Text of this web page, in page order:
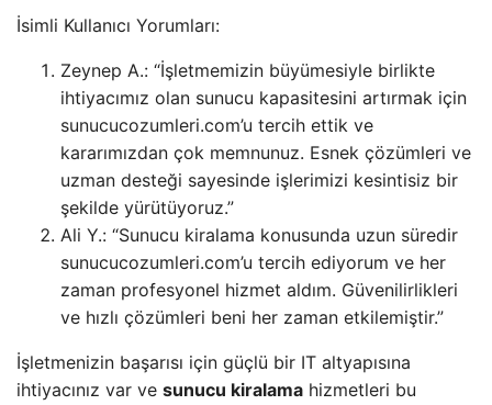
İsimli Kullanıcı Yorumları:
Zeynep A.: “İşletmemizin büyümesiyle birlikte
ihtiyacımız olan sunucu kapasitesini artırmak için
sunucucozumleri.com’u tercih ettik ve
kararımızdan çok memnunuz. Esnek çözümleri ve
uzman desteği sayesinde işlerimizi kesintisiz bir
şekilde yürütüyoruz.”
Ali Y.: “Sunucu kiralama konusunda uzun süredir
sunucucozumleri.com’u tercih ediyorum ve her
zaman profesyonel hizmet aldım. Güvenilirlikleri
ve hızlı çözümleri beni her zaman etkilemiştir.”
İşletmenizin başarısı için güçlü bir IT altyapısına
ihtiyacınız var ve sunucu kiralama hizmetleri bu